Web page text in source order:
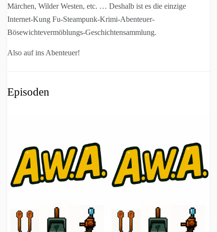
Märchen, Wilder Westen, etc. … Deshalb ist es die einzige
Internet-Kung Fu-Steampunk-Krimi-Abenteuer-
Bösewichtevermöblungs-Geschichtensammlung.
Also auf ins Abenteuer!
Episoden